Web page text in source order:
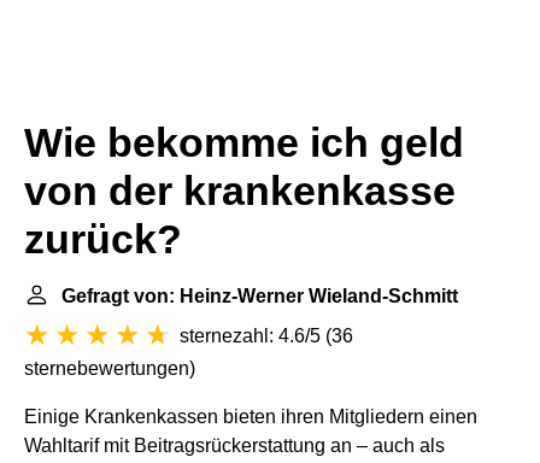
Wie bekomme ich geld
von der krankenkasse
zurück?
Gefragt von: Heinz-Werner Wieland-Schmitt
sternezahl: 4.6/5 (36
sternebewertungen)
Einige Krankenkassen bieten ihren Mitgliedern einen
Wahltarif mit Beitragsrückerstattung an – auch als